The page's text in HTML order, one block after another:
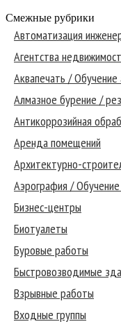
Смежные рубрики
Автоматизация
Агентства
Аквапечать / Обучение
Алмазное бурение /
Антикоррозийная
Аренда помещений
Архитектурно-
Аэрография /
Бизнес-центры
Биотуалеты
Буровые работы
Быстровозводимые
Взрывные работы
Входные группы